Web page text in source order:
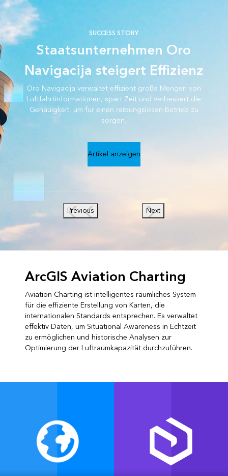
SUCCESS STORY
Staatsunternehmen Oro
Navigacija steigert Effizienz
Oro Navigacija verwaltet effizient große Mengen von
Luftfahrtinformationen, spart Zeit und verbessert die
Genauigkeit, um für einen reibungslosen Betrieb zu
sorgen.
Artikel anzeigen
Previous Next
ArcGIS Aviation Charting
Aviation Charting ist intelligentes räumliches System
für die effiziente Erstellung von Karten, die
internationalen Standards entsprechen. Es verwaltet
effektiv Daten, um Situational Awareness in Echtzeit
zu ermöglichen und historische Analysen zur
Optimierung der Luftraumkapazität durchzuführen.